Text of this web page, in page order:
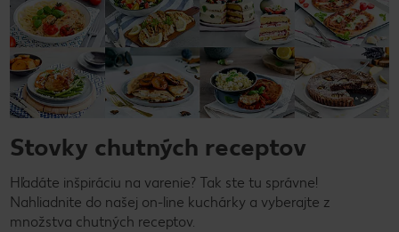
Stovky chutných receptov
Hľadáte inšpiráciu na varenie? Tak ste tu správne!
Nahliadnite do našej on-line kuchárky a vyberajte z
množstva chutných receptov.